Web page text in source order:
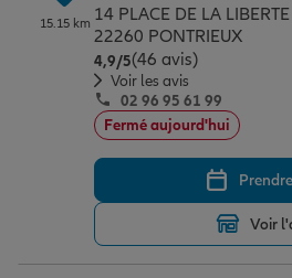
15.15 km 14 PLACE DE LA LIBERTE
22260 PONTRIEUX
4,9/5Note de 4.9 sur 5
(46 avis)
Voir les avis
02 96 95 61 99
Fermé aujourd'hui
Voir